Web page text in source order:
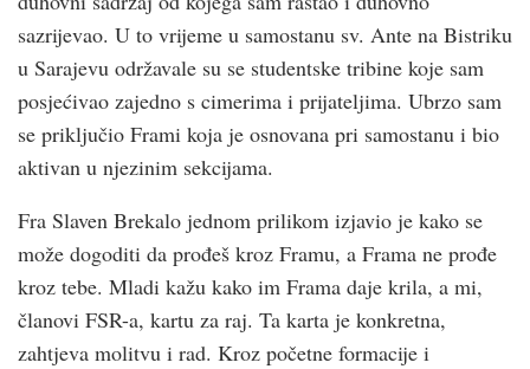
sazrijevao. U to vrijeme u samostanu sv. Ante na Bistriku
u Sarajevu održavale su se studentske tribine koje sam
posjećivao zajedno s cimerima i prijateljima. Ubrzo sam
se priključio Frami koja je osnovana pri samostanu i bio
aktivan u njezinim sekcijama.
Fra Slaven Brekalo jednom prilikom izjavio je kako se
može dogoditi da prođeš kroz Framu, a Frama ne prođe
kroz tebe. Mladi kažu kako im Frama daje krila, a mi,
članovi FSR-a, kartu za raj. Ta karta je konkretna,
zahtjeva molitvu i rad. Kroz početne formacije i